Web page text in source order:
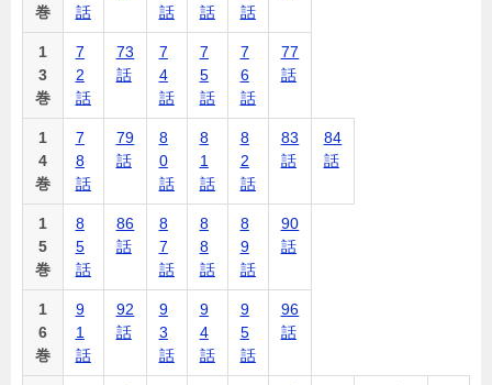
巻
話
話
話
話
1
3
巻
7
2
話
73
話
7
4
話
7
5
話
7
6
話
77
話
1
4
巻
7
8
話
79
話
8
0
話
8
1
話
8
2
話
83
話
84
話
1
5
巻
8
5
話
86
話
8
7
話
8
8
話
8
9
話
90
話
1
6
巻
9
1
話
92
話
9
3
話
9
4
話
9
5
話
96
話